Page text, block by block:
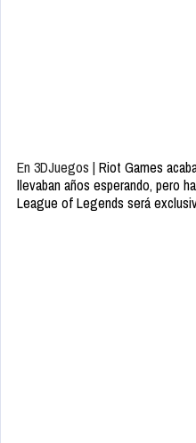
En 3DJuegos | Riot Games
llevaban años esperando, pero
League of Legends será